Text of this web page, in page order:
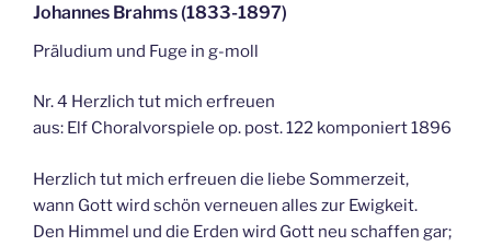
Johannes Brahms (1833-1897)
Präludium und Fuge in g-moll
Nr. 4 Herzlich tut mich erfreuen
aus: Elf Choralvorspiele op. post. 122 komponiert 1896
Herzlich tut mich erfreuen die liebe Sommerzeit,
wann Gott wird schön verneuen alles zur Ewigkeit.
Den Himmel und die Erden wird Gott neu schaffen gar;